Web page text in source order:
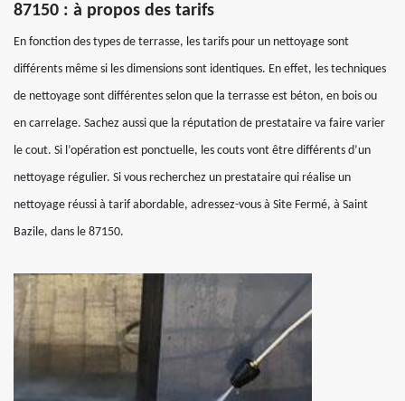
87150 : à propos des tarifs
En fonction des types de terrasse, les tarifs pour un nettoyage sont
différents même si les dimensions sont identiques. En effet, les techniques
de nettoyage sont différentes selon que la terrasse est béton, en bois ou
en carrelage. Sachez aussi que la réputation de prestataire va faire varier
le cout. Si l’opération est ponctuelle, les couts vont être différents d’un
nettoyage régulier. Si vous recherchez un prestataire qui réalise un
nettoyage réussi à tarif abordable, adressez-vous à Site Fermé, à Saint
Bazile, dans le 87150.